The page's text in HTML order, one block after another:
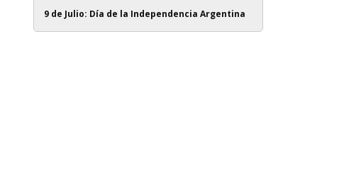
9 de Julio: Día de la Independencia Argentina